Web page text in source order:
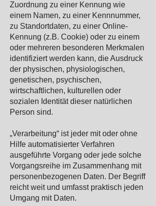
Zuordnung zu einer Kennung wie
einem Namen, zu einer Kennnummer,
zu Standortdaten, zu einer Online-
Kennung (z.B. Cookie) oder zu einem
oder mehreren besonderen Merkmalen
identifiziert werden kann, die Ausdruck
der physischen, physiologischen,
genetischen, psychischen,
wirtschaftlichen, kulturellen oder
sozialen Identität dieser natürlichen
Person sind.
„Verarbeitung“ ist jeder mit oder ohne
Hilfe automatisierter Verfahren
ausgeführte Vorgang oder jede solche
Vorgangsreihe im Zusammenhang mit
personenbezogenen Daten. Der Begriff
reicht weit und umfasst praktisch jeden
Umgang mit Daten.